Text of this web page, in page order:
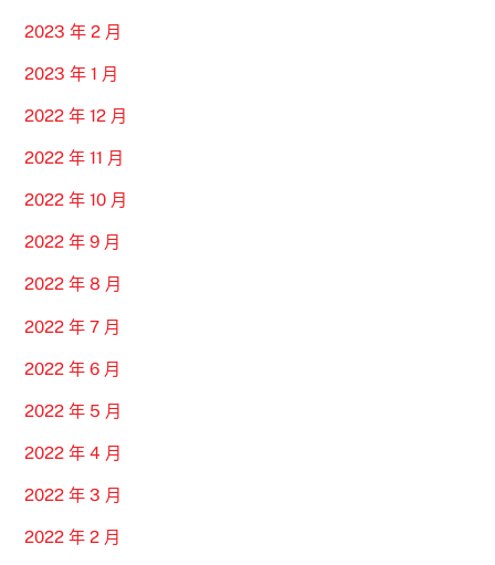
2023 年 2 月
2023 年 1 月
2022 年 12 月
2022 年 11 月
2022 年 10 月
2022 年 9 月
2022 年 8 月
2022 年 7 月
2022 年 6 月
2022 年 5 月
2022 年 4 月
2022 年 3 月
2022 年 2 月